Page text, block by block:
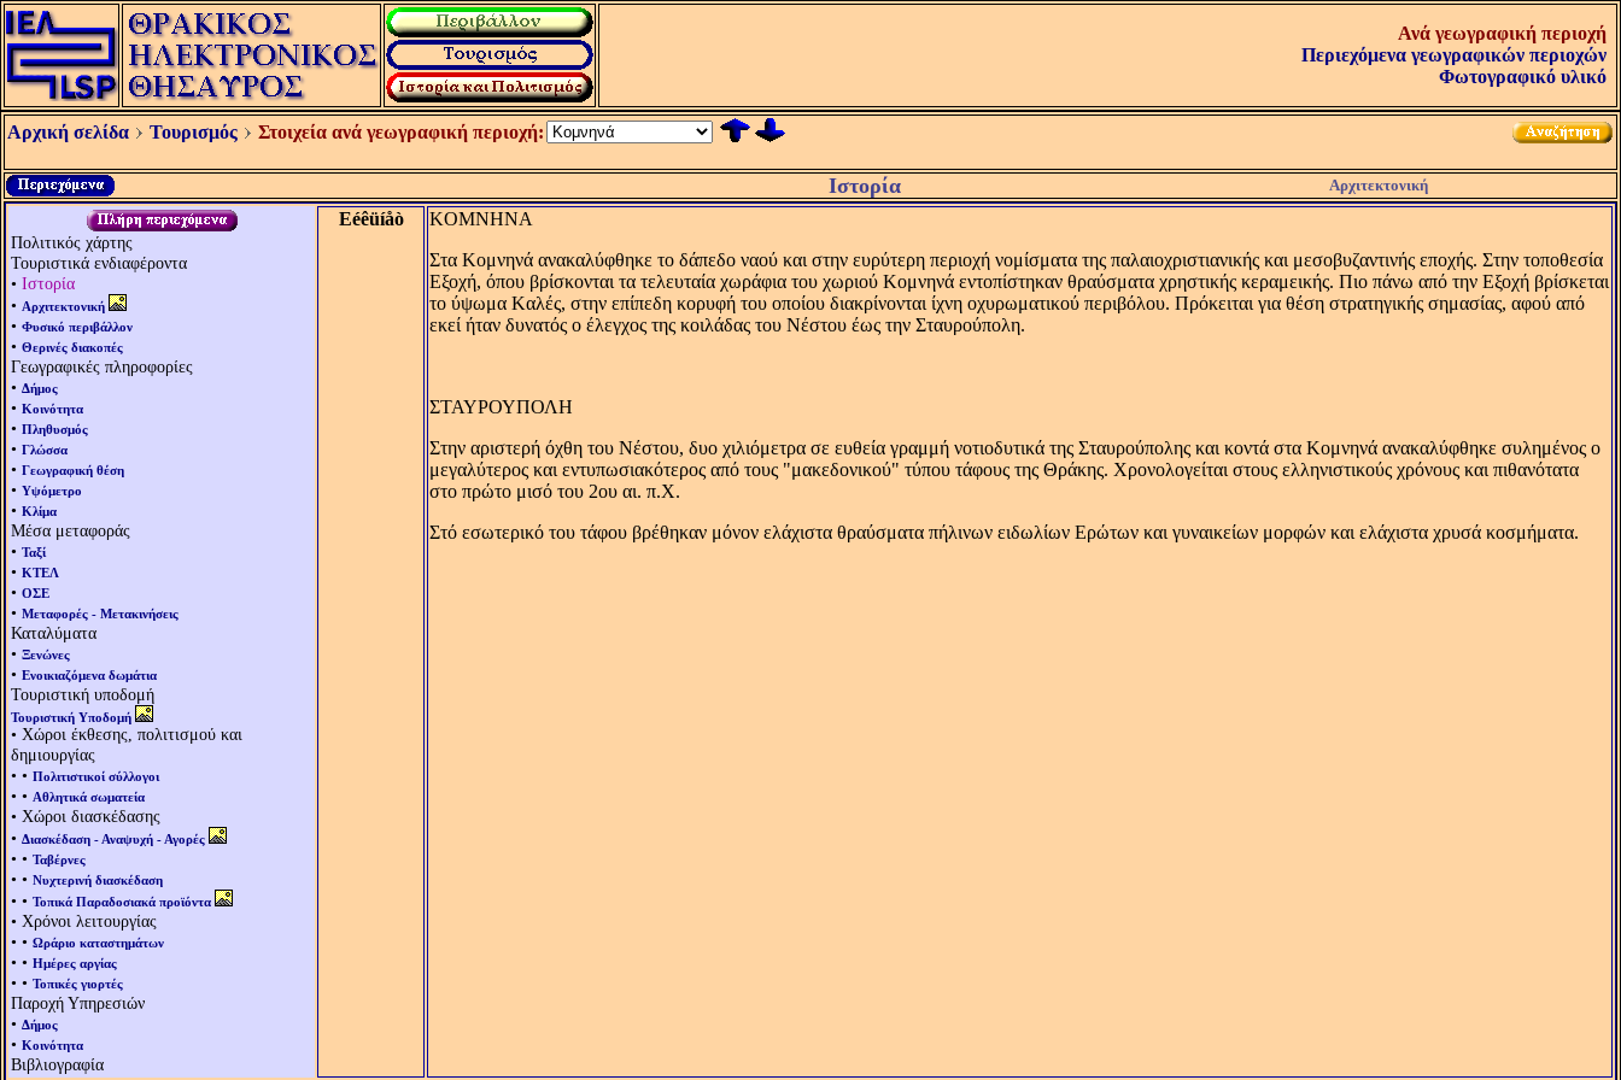
Ανά γεωγραφική περιοχή
Περιεχόμενα γεωγραφικών περιοχών
Φωτογραφικό υλικό
Αρχική σελίδα Τουρισμός Στοιχεία ανά γεωγραφική περιοχή:
Ιστορία Αρχιτεκτονική
Πολιτικός χάρτης
Τουριστικά ενδιαφέροντα
• Ιστορία
• Αρχιτεκτονική
• Φυσικό περιβάλλον
• Θερινές διακοπές
Γεωγραφικές πληροφορίες
• Δήμος
• Κοινότητα
• Πληθυσμός
• Γλώσσα
• Γεωγραφική θέση
• Υψόμετρο
• Κλίμα
Μέσα μεταφοράς
• Ταξί
• ΚΤΕΛ
• ΟΣΕ
• Μεταφορές - Μετακινήσεις
Καταλύματα
• Ξενώνες
• Ενοικιαζόμενα δωμάτια
Τουριστική υποδομή
Τουριστική Υποδομή
• Χώροι έκθεσης, πολιτισμού και
δημιουργίας
• • Πολιτιστικοί σύλλογοι
• • Αθλητικά σωματεία
• Χώροι διασκέδασης
• Διασκέδαση - Αναψυχή - Αγορές
• • Ταβέρνες
• • Νυχτερινή διασκέδαση
• • Τοπικά Παραδοσιακά προϊόντα
• Χρόνοι λειτουργίας
• • Ωράριο καταστημάτων
• • Ημέρες αργίας
• • Τοπικές γιορτές
Παροχή Υπηρεσιών
• Δήμος
• Κοινότητα
Βιβλιογραφία
Eéêüíåò
KΟΜΝΗΝA
Στα Kομνηνά ανακαλύφθηκε το δάπεδο ναού και στην ευρύτερη περιοχή νομίσματα της παλαιοχριστιανικής και μεσοβυζαντινής εποχής. Στην τοποθεσία
Eξοχή, όπου βρίσκονται τα τελευταία χωράφια του χωριού Kομνηνά εντοπίστηκαν θραύσματα χρηστικής κεραμεικής. Πιο πάνω από την Eξοχή βρίσκεται
το ύψωμα Kαλές, στην επίπεδη κορυφή του οποίου διακρίνονται ίχνη οχυρωματικού περιβόλου. Πρόκειται για θέση στρατηγικής σημασίας, αφού από
εκεί ήταν δυνατός ο έλεγχος της κοιλάδας του Nέστου έως την Σταυρούπολη.
ΣΤΑΥΡΟΥΠΟΛΗ
Στην αριστερή όχθη του Nέστου, δυο χιλιόμετρα σε ευθεία γραμμή νοτιοδυτικά της Σταυρούπολης και κοντά στα Kομνηνά ανακαλύφθηκε συλημένος ο
μεγαλύτερος και εντυπωσιακότερος από τους "μακεδονικού" τύπου τάφους της Θράκης. Xρονολογείται στους ελληνιστικούς χρόνους και πιθανότατα
στο πρώτο μισό του 2ου αι. π.X.
Στό εσωτερικό του τάφου βρέθηκαν μόνον ελάχιστα θραύσματα πήλινων ειδωλίων Eρώτων και γυναικείων μορφών και ελάχιστα χρυσά κοσμήματα.